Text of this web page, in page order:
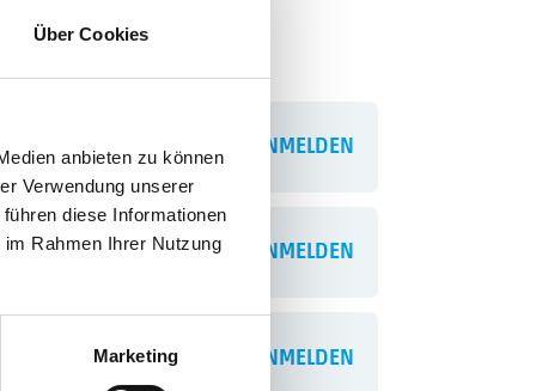
Über Cookies
anbieten zu können
Verwendung unserer
diese Informationen
Rahmen Ihrer Nutzung
Marketing
ANMELDEN
ANMELDEN
ANMELDEN